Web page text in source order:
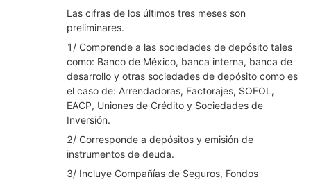
Las cifras de los últimos tres meses son
preliminares.
1/ Comprende a las sociedades de depósito tales
como: Banco de México, banca interna, banca de
desarrollo y otras sociedades de depósito como es
el caso de: Arrendadoras, Factorajes, SOFOL,
EACP, Uniones de Crédito y Sociedades de
Inversión.
2/ Corresponde a depósitos y emisión de
instrumentos de deuda.
3/ Incluye Compañías de Seguros, Fondos